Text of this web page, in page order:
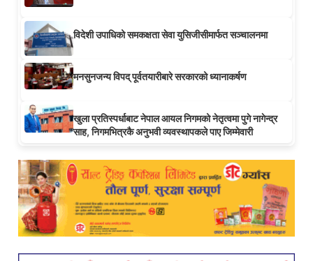
विदेशी उपाधिको समकक्षता सेवा युसिजीसीमार्फत सञ्चालनमा
मनसुनजन्य विपद् पूर्वतयारीबारे सरकारको ध्यानाकर्षण
खुला प्रतिस्पर्धाबाट नेपाल आयल निगमको नेतृत्वमा पुगे नागेन्द्र
साह, निगमभित्रकै अनुभवी व्यवस्थापकले पाए जिम्मेवारी